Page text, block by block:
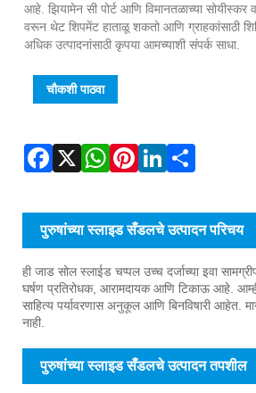
आहे. झियामेन सी पोर्ट आणि विमानतळाच्या सोयीस्कर
वरून थेट शिपमेंट हाताळू शकतो आणि ग्राहकांसाठी
अधिक उत्पादनांसाठी कृपया आमच्याशी संपर्क साधा.
चौकशी पाठवा
पुरुषांच्या स्लाइड सँडलचे उत्पादन परिचय
ही जाड सोल स्लाईड चप्पल उच्च दर्जाच्या इवा
घर्षण प्रतिरोधक, आरामदायक आणि टिकाऊ आहे.
साहित्य पर्यावरणास अनुकूल आणि बिनविषारी आहेत.
नाही.
पुरुषांच्या स्लाइड सँडलचे उत्पादन तपशील